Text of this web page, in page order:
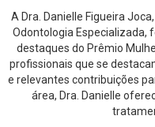
A Dra. Danielle Figueira
Odontologia Especializada,
destaques do Prêmio
profissionais que se
e relevantes contribuições
área, Dra. Danielle